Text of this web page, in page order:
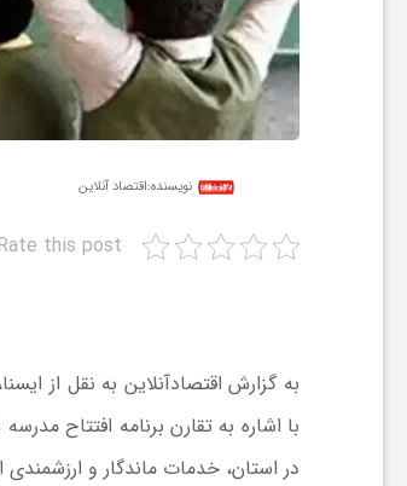
نویسنده:اقتصاد آنلاین
this post
به گزارش اقتصادآنلاین به نقل از
در استان، خدمات ماندگار و